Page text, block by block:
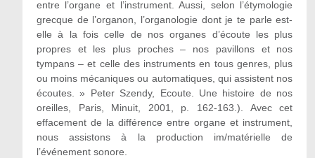
entre l’organe et l’instrument. Aussi, selon l’étymologie
grecque de l’organon, l’organologie dont je te parle est-
elle à la fois celle de nos organes d’écoute les plus
propres et les plus proches – nos pavillons et nos
tympans – et celle des instruments en tous genres, plus
ou moins mécaniques ou automatiques, qui assistent nos
écoutes. » Peter Szendy, Ecoute. Une histoire de nos
oreilles, Paris, Minuit, 2001, p. 162-163.). Avec cet
effacement de la différence entre organe et instrument,
nous assistons à la production im/matérielle de
l’événement sonore.